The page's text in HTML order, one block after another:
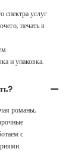
спектра услуг
печать в
и упаковка.
романы,
с